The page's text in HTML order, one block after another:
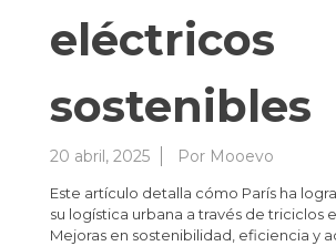
eléctricos
sostenibles
20 abril, 2025 Por Mooevo
Este artículo detalla cómo París ha
su logística urbana a través de triciclos
Mejoras en sostenibilidad, eficiencia y